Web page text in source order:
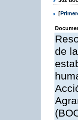
[
de